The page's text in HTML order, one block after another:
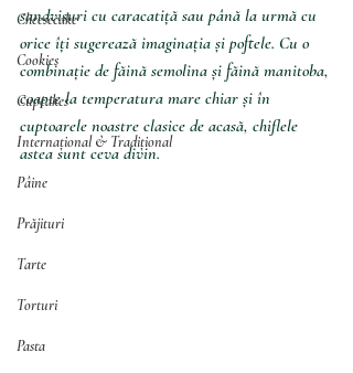
Cheesecake
Cookies
Cupcakes
Internațional & Tradițional
Pâine
Prăjituri
Tarte
Torturi
Pasta
sandvisuri cu caracatiță sau până la urmă cu
orice îți sugerează imaginația și poftele. Cu o
combinație de făină semolina și făină manitoba,
coapte la temperatura mare chiar și în
cuptoarele noastre clasice de acasă, chiflele
astea sunt ceva divin.